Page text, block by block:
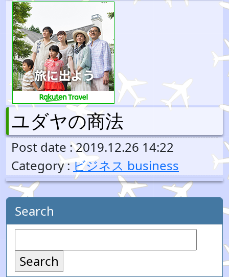
ユダヤの商法
Post date : 2019.12.26 14:22
Category : ビジネス business
Search
Search